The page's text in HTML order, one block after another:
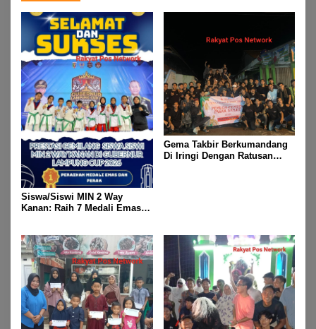
Siswa/Siswi MIN 2 Way
Kanan: Raih 7 Medali Emas
Taekwondo Championship
2026
Gema Takbir Berkumandang
Di Iringi Dengan Ratusan